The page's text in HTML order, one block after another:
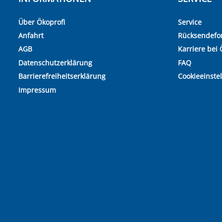
Über Ökoprofi
Anfahrt
AGB
Datenschutzerklärung
Barrierefreiheitserklärung
Impressum
Service
Karriere bei
FAQ